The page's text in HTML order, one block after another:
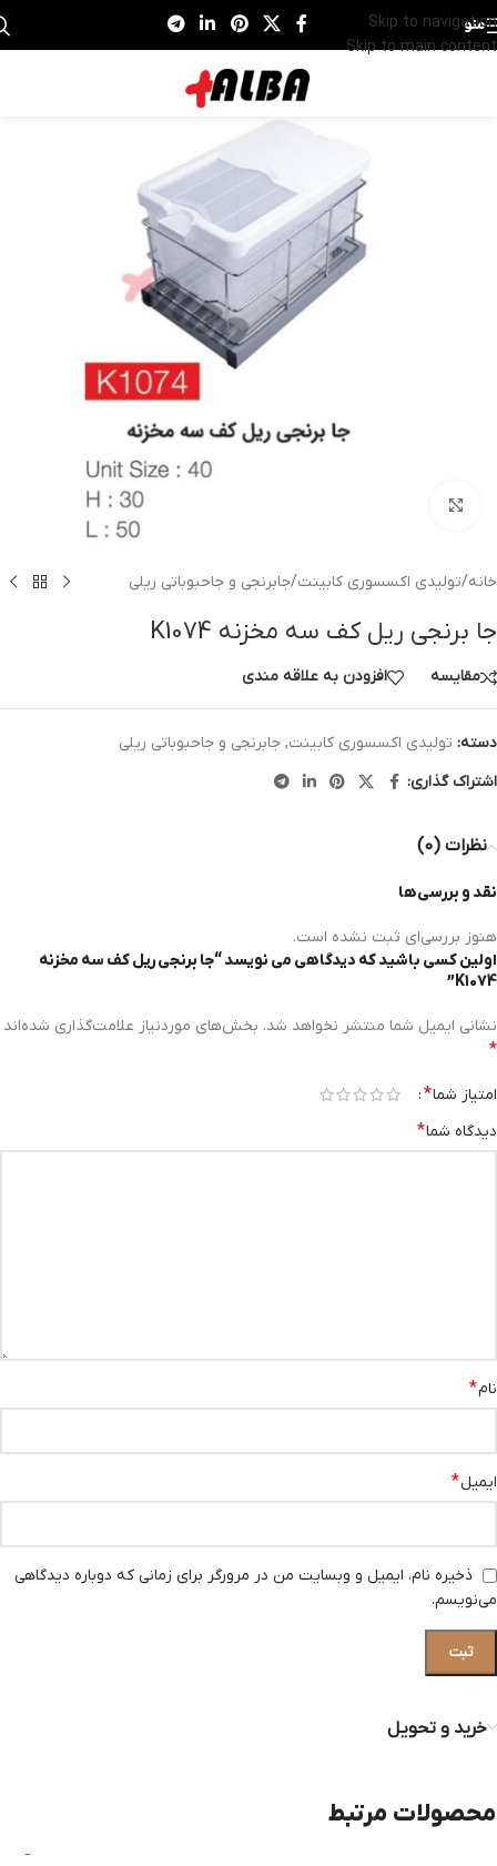
Skip to navigation
Skip to main content
منو
خانه/تولیدی اکسسوری کابینت/جابرنجی و جاحبوباتی ریلی
جا برنجی ریل کف سه مخزنه K1074
مقايسه افزودن به علاقه مندی
دسته: تولیدی اکسسوری کابینت, جابرنجی و جاحبوباتی ریلی
اشتراک گذاری:
نظرات (0)
نقد و بررسی‌ها
هنوز بررسی‌ای ثبت نشده است.
اولین کسی باشید که دیدگاهی می نویسد “جا برنجی ریل کف سه مخزنه
K1074”
نشانی ایمیل شما منتشر نخواهد شد. بخش‌های موردنیاز علامت‌گذاری شده‌اند
*
امتیاز شما*
دیدگاه شما*
نام*
ایمیل*
ذخیره نام، ایمیل و وبسایت من در مرورگر برای زمانی که دوباره دیدگاهی
می‌نویسم.
خرید و تحویل
محصولات مرتبط